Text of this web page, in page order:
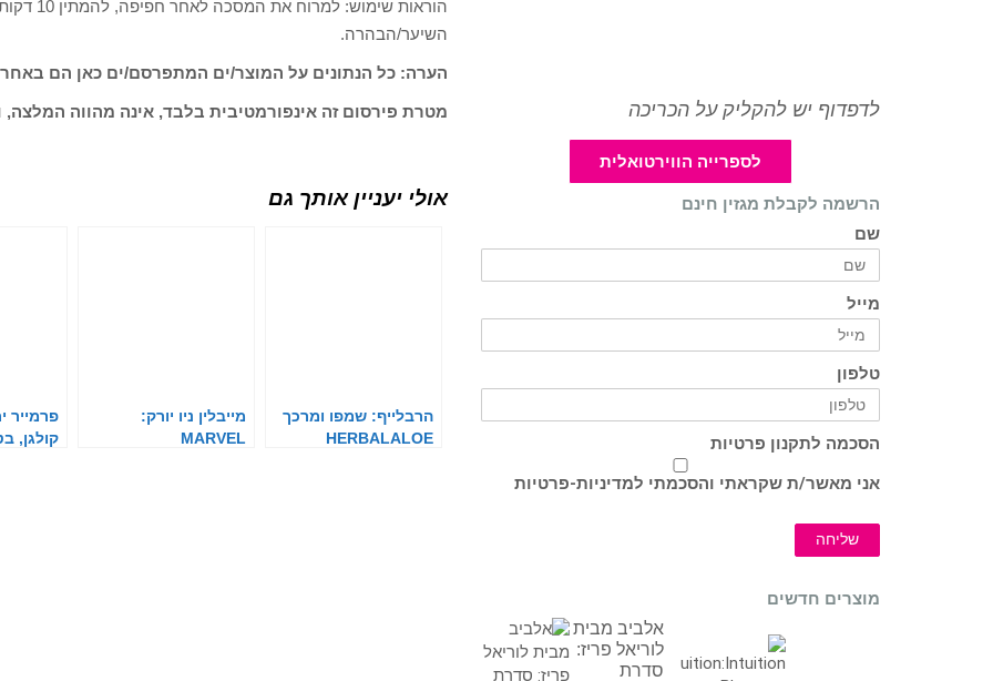
השיער/הבהרה.
הערה: כל הנתונים על המוצר/ים המתפרסם/ים כאן הם
מטרת פירסום זה אינפורמטיבית בלבד, אינה מהווה המלצה,
אולי יעניין אותך גם
הרבלייף: שמפו ומרכך
HERBALALOE
מייבלין ניו יורק:
MARVEL
קולגן,
לדפדוף יש להקליק על הכריכה
לספרייה הווירטואלית
הרשמה לקבלת מגזין חינם
שם
מייל
טלפון
הסכמה לתקנון פרטיות
אני מאשר/ת שקראתי והסכמתי למדיניות-פרטיות
שליחה
מוצרים חדשים
אלביב מבית
לוריאל פריז:
סדרת